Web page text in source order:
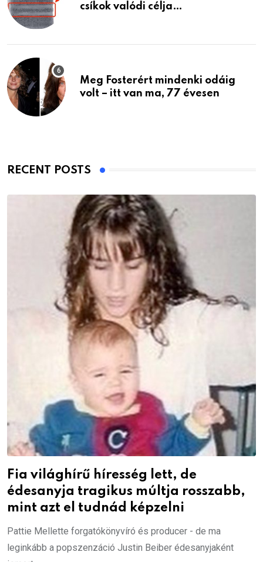
csíkok valódi célja…
Meg Fosterért mindenki odáig
volt – itt van ma, 77 évesen
RECENT POSTS
Fia világhírű híresség lett, de
édesanyja tragikus múltja rosszabb,
mint azt el tudnád képzelni
Pattie Mellette forgatókönyvíró és producer - de ma
leginkább a popszenzáció Justin Beiber édesanyjaként